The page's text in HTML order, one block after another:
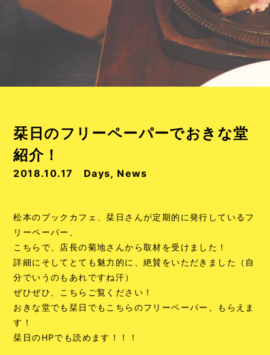
栞日のフリーペーパーでおきな堂
紹介！
2018.10.17 Days, News
松本のブックカフェ、栞日さんが定期的に発行しているフ
リーペーパー、
こちらで、店長の菊地さんから取材を受けました！
詳細にそしてとても魅力的に、絶賛をいただきました（自
分でいうのもあれですね汗）
ぜひぜひ、こちらご覧ください！
おきな堂でも栞日でもこちらのフリーペーパー、もらえま
す！
栞日のHPでも読めます！！！